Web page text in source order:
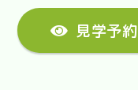
見学予約